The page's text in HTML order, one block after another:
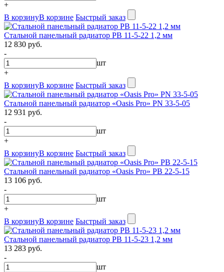
+
В корзинуВ корзине Быстрый заказ
Стальной панельный радиатор PB 11-5-22 1,2 мм
12 830 руб.
-
шт
+
В корзинуВ корзине Быстрый заказ
Стальной панельный радиатор «Oasis Pro» PN 33-5-05
12 931 руб.
-
шт
+
В корзинуВ корзине Быстрый заказ
Стальной панельный радиатор «Oasis Pro» PB 22-5-15
13 106 руб.
-
шт
+
В корзинуВ корзине Быстрый заказ
Стальной панельный радиатор PB 11-5-23 1,2 мм
13 283 руб.
-
шт